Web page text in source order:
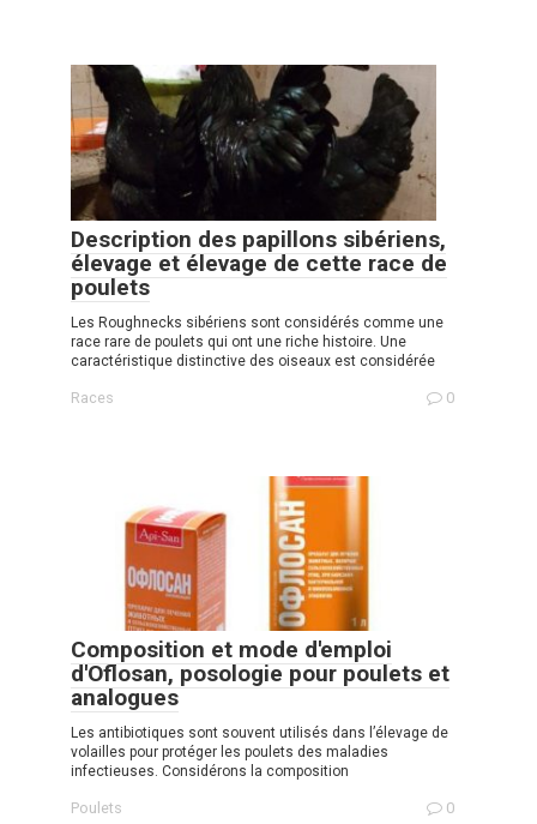
Description des papillons sibériens,
élevage et élevage de cette race de
poulets
Les Roughnecks sibériens sont considérés comme une
race rare de poulets qui ont une riche histoire. Une
caractéristique distinctive des oiseaux est considérée
Races 0
Composition et mode d'emploi
d'Oflosan, posologie pour poulets et
analogues
Les antibiotiques sont souvent utilisés dans l’élevage de
volailles pour protéger les poulets des maladies
infectieuses. Considérons la composition
Poulets 0